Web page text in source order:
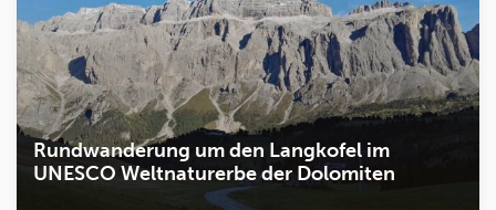
Rundwanderung um den Langkofel im
UNESCO Weltnaturerbe der Dolomiten